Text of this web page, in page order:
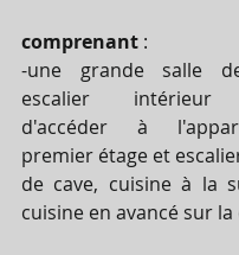
comprenant :
-une grande salle
escalier intérieur
d'accéder à
premier étage et
de cave, cuisine à la
cuisine en avancé sur